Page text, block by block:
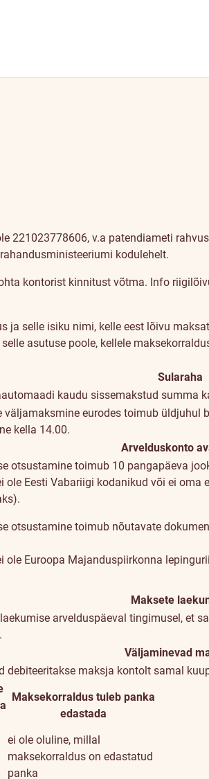
221023778606, v.a patendiameti
kodulehelt.
kontorist kinnitust võtma. Info
selle isiku nimi, kelle eest lõivu
asutuse poole, kellele
Sularaha
kaudu sissemakstud summa
väljamaksmine eurodes toimub üldjuhul
kella 14.00.
Arvelduskonto
otsustamine toimub 10 pangapäeva
ole Eesti Vabariigi kodanikud või ei
otsustamine toimub nõutavate
ole Euroopa Majanduspiirkonna
Maksete
arvelduspäeval tingimusel, et
Väljaminevad
debiteeritakse maksja kontolt samal
Maksekorraldus tuleb panka
edastada
ei ole oluline, millal
maksekorraldus on edastatud
panka